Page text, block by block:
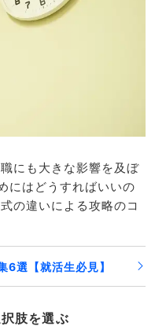
にも大きな影響を及ぼ
にはどうすればいいの
の違いによる攻略のコ
6選【就活生必見】
肢を選ぶ